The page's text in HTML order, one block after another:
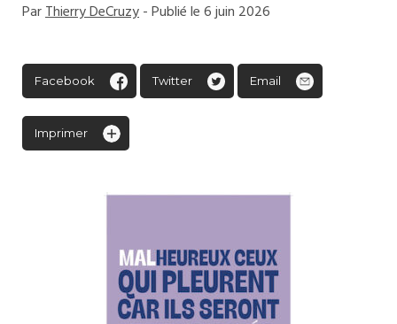
ParThierry DeCruzy- Publié le 6 juin 2026
Facebook Twitter Email
Imprimer